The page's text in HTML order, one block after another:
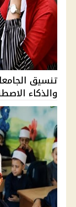
والذكاء